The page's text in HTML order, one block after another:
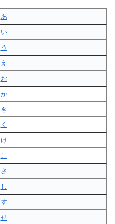
あ
い
う
え
お
か
き
く
け
こ
さ
し
す
せ